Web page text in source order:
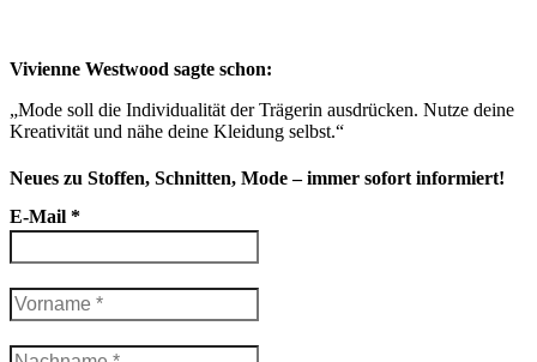
Vivienne Westwood sagte schon:
„Mode soll die Individualität der Trägerin ausdrücken. Nutze deine
Kreativität und nähe deine Kleidung selbst.“
Neues zu Stoffen, Schnitten, Mode – immer sofort informiert!
E-Mail *